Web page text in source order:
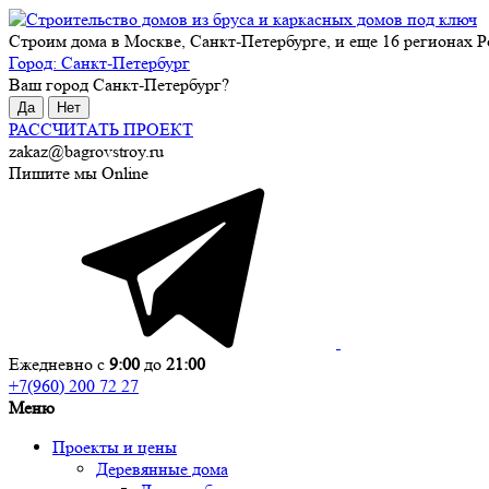
Строим дома в Москве, Санкт-Петербурге, и еще 16 регионах
Город: Санкт-Петербург
Ваш город Санкт-Петербург?
Да Нет
РАССЧИТАТЬ ПРОЕКТ
zakaz@bagrovstroy.ru
Пишите мы Online
Ежедневно с 9:00 до 21:00
+7(960) 200 72 27
Меню
Проекты и цены
Деревянные дома